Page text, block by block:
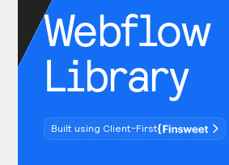
Webflow
Library
Built using Client-First